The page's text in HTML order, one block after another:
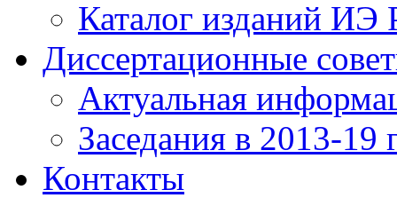
Каталог изданий ИЭ
Диссертационные
Актуальная
Заседания в 2013-19
Контакты